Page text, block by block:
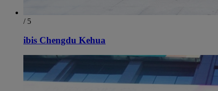
/ 5
ibis Chengdu Kehua